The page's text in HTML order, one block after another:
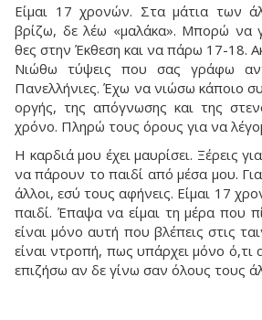
Είμαι 17 χρονών. Στα μάτια των
βρίζω, δε λέω «μαλάκα». Μπορώ να
θες στην Έκθεση και να πάρω 17-18.
Νιώθω τύψεις που σας γράφω
Πανελλήνιες. Έχω να νιώσω κάποιο
οργής, της απόγνωσης και της
χρόνο. Πληρώ τους όρους για να
Η καρδιά μου έχει μαυρίσει. Ξέρεις
να πάρουν το παιδί από μέσα μου.
άλλοι, εσύ τους αφήνεις. Είμαι 17
παιδί. Έπαψα να είμαι τη μέρα που
είναι μόνο αυτή που βλέπεις στις
είναι ντροπή, πως υπάρχει μόνο ό,τι
επιζήσω αν δε γίνω σαν όλους τους